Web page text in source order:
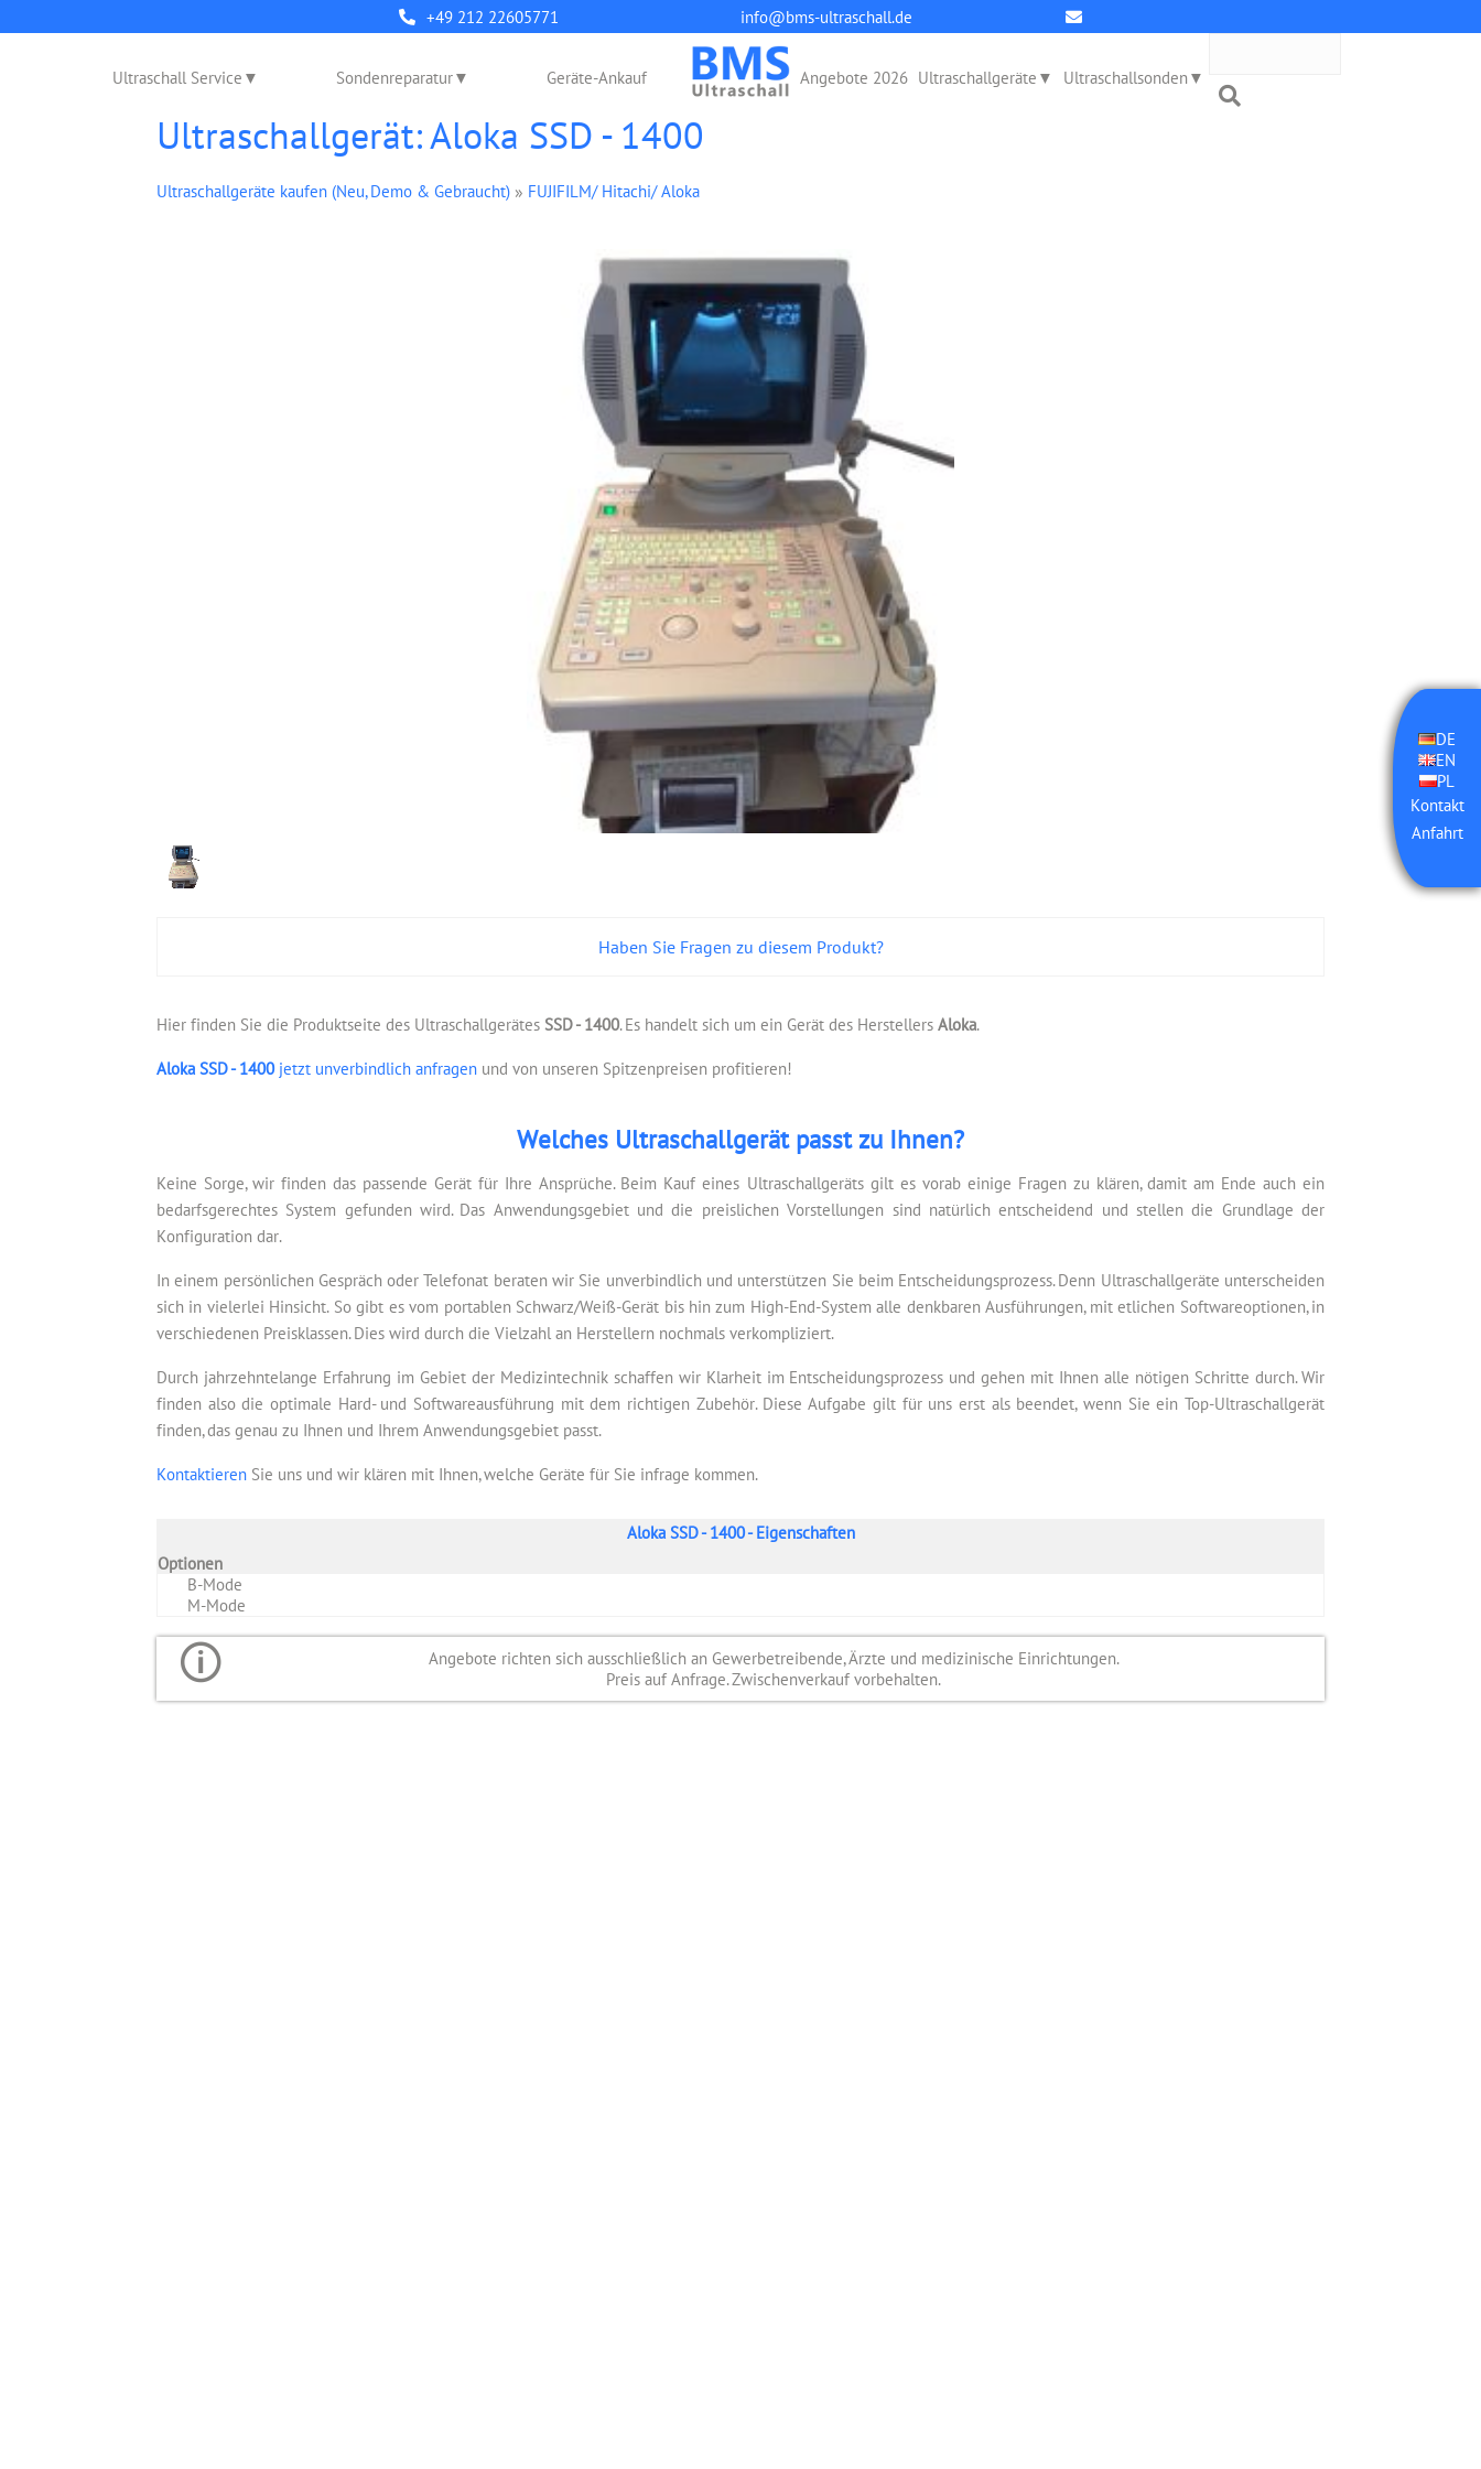
+49 212 22605771 info@bms-ultraschall.de
DE
EN
PL
Kontakt
Anfahrt
Ultraschall Service Sondenreparatur Geräte-Ankauf Angebote 2026 Ultraschallgeräte Ultraschallsonden
Ultraschallgerät: Aloka SSD - 1400
Ultraschallgeräte kaufen (Neu, Demo & Gebraucht) » FUJIFILM/ Hitachi/ Aloka
Haben Sie Fragen zu diesem Produkt?
Hier finden Sie die Produktseite des Ultraschallgerätes SSD - 1400. Es handelt sich um ein Gerät des Herstellers Aloka.
Aloka SSD - 1400jetzt unverbindlich anfragen und von unseren Spitzenpreisen profitieren!
Welches Ultraschallgerät passt zu Ihnen?
Keine Sorge, wir finden das passende Gerät für Ihre Ansprüche. Beim Kauf eines Ultraschallgeräts gilt es vorab einige Fragen zu klären, damit am Ende auch ein
bedarfsgerechtes System gefunden wird. Das Anwendungsgebiet und die preislichen Vorstellungen sind natürlich entscheidend und stellen die Grundlage der
Konfiguration dar.
In einem persönlichen Gespräch oder Telefonat beraten wir Sie unverbindlich und unterstützen Sie beim Entscheidungsprozess. Denn Ultraschallgeräte unterscheiden
sich in vielerlei Hinsicht. So gibt es vom portablen Schwarz/Weiß-Gerät bis hin zum High-End-System alle denkbaren Ausführungen, mit etlichen Softwareoptionen, in
verschiedenen Preisklassen. Dies wird durch die Vielzahl an Herstellern nochmals verkompliziert.
Durch jahrzehntelange Erfahrung im Gebiet der Medizintechnik schaffen wir Klarheit im Entscheidungsprozess und gehen mit Ihnen alle nötigen Schritte durch. Wir
finden also die optimale Hard- und Softwareausführung mit dem richtigen Zubehör. Diese Aufgabe gilt für uns erst als beendet, wenn Sie ein Top-Ultraschallgerät
finden, das genau zu Ihnen und Ihrem Anwendungsgebiet passt.
Kontaktieren Sie uns und wir klären mit Ihnen, welche Geräte für Sie infrage kommen.
Aloka SSD - 1400 - Eigenschaften
Optionen
B-Mode
M-Mode
Angebote richten sich ausschließlich an Gewerbetreibende, Ärzte und medizinische Einrichtungen.
Preis auf Anfrage. Zwischenverkauf vorbehalten.